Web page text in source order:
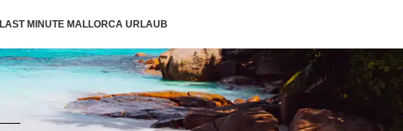
LAST MINUTE MALLORCA URLAUB